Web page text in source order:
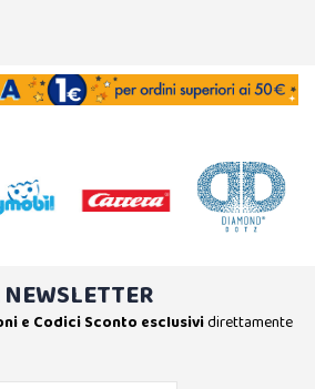
e Codici Sconto esclusividirettamente